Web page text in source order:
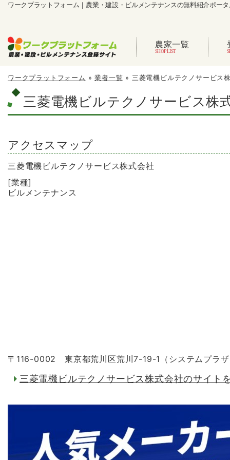
ワークプラットフォーム｜農業・建設・ビルメンテナンスの無料紹介ポー
農家一覧
ワークプラットフォーム »業者一覧 » 三菱電機ビルテクノサービス
三菱電機ビルテクノサービス株
アクセスマップ
三菱電機ビルテクノサービス株式会社
[業種]
ビルメンテナンス
〒116-0002 東京都荒川区荒川7-19-1（システムプラ
三菱電機ビルテクノサービス株式会社のサイト